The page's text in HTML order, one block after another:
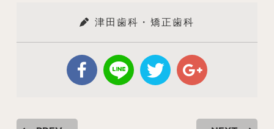
津田歯科・矯正歯科